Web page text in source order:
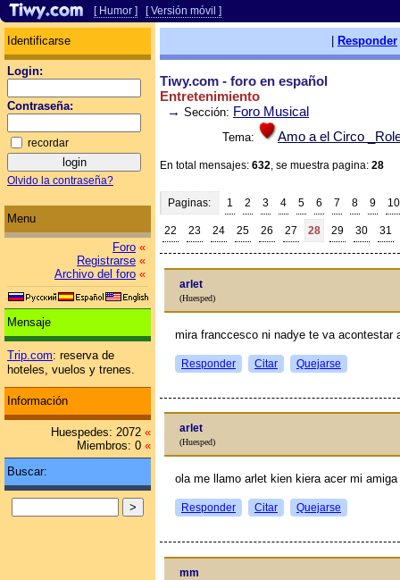
[ Humor ] [ Versión móvil ]
Identificarse
Login:
Contraseña:
recordar
Olvido la contraseña?
Menu
Foro «
Registrarse «
Archivo del foro «
Mensaje
Trip.com: reserva de
hoteles, vuelos y trenes.
Información
Huespedes: 2072 «
Miembros: 0 «
Buscar:
Responder
Tiwy.com - foro en español
Entretenimiento
→ Sección: Foro Musical
Tema: Amo a el Circo
En total mensajes: 632, se muestra pagina: 28
Paginas: 1 2 3 4 5 6 7 8 9 10
22 23 24 25 26 27 28 29 30 31
arlet
(Huesped)
mira franccesco ni nadye te va acontestar
Responder Citar Quejarse
arlet
(Huesped)
ola me llamo arlet kien kiera acer mi
Responder Citar Quejarse
mm